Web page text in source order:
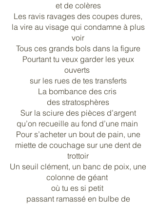
et de colères
Les ravis ravages des coupes dures,
la vire au visage qui condamne à plus
voir
Tous ces grands bols dans la figure
Pourtant tu veux garder les yeux
ouverts
sur les rues de tes transferts
La bombance des cris
des stratosphères
Sur la sciure des pièces d’argent
qu’on recueille au fond d’une main
Pour s’acheter un bout de pain, une
miette de couchage sur une dent de
trottoir
Un seuil clément, un banc de poix, une
colonne de géant
où tu es si petit
passant ramassé en bulbe de